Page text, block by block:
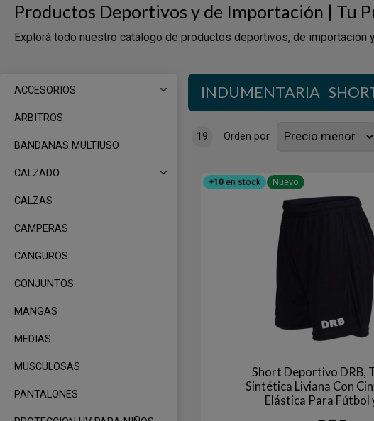
Productos Deportivos y de Importación | Tu
Explorá todo nuestro catálogo de productos deportivos, de importación
ACCESORIOS
ARBITROS
BANDANAS MULTIUSO
CALZADO
CALZAS
CAMPERAS
CANGUROS
CONJUNTOS
MANGAS
MEDIAS
MUSCULOSAS
PANTALONES
INDUMENTARIA
19 Orden por
+10en stock Nuevo
Short Deportivo DRB,
Sintética Liviana Con
Elástica Para Fútbol